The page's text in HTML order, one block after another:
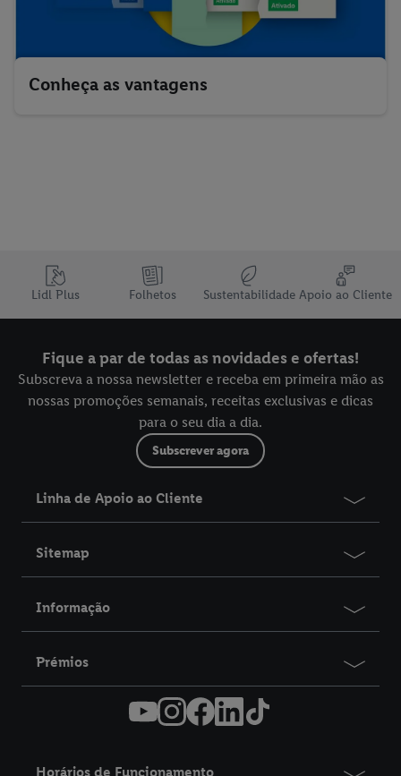
Conheça as vantagens
Lidl Plus Folhetos Sustentabilidade Apoio ao Cliente
Fique a par de todas as novidades e ofertas!
Subscreva a nossa newsletter e receba em primeira mão as
nossas promoções semanais, receitas exclusivas e dicas
para o seu dia a dia.
Subscrever agora
Linha de Apoio ao Cliente
Sitemap
Informação
Prémios
Horários de Funcionamento